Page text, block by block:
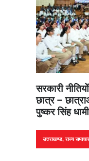
सरकारी
छात्र –
पुष्कर सिंह धामी
उत्तराखण्ड,राज्य समाचार